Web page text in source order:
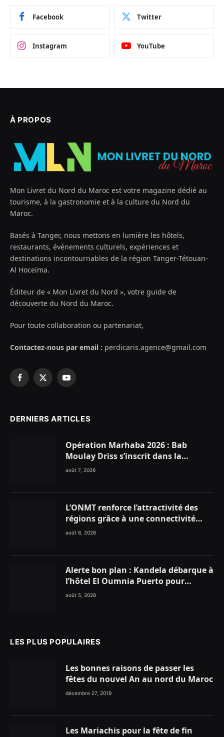
Facebook Twitter
Instagram YouTube
À PROPOS
Mon Livret du Nord du Maroc est votre magazine dédié au
tourisme, à la gastronomie et à la culture du Nord du
Maroc.
Basés à Tanger, nous mettons en lumière les hôtels,
restaurants, événements culturels, expériences et
destinations incontournables de la région Tanger-Tétouan-
Al Hoceïma.
Éditeur de « Mon Livret du Nord », votre guide de
découverte du Nord du Maroc.
Pour toute collaboration ou partenariat,
Contactez-nous par email : perdicaris.agence@gmail.com
Facebook
X
YouTube
DERNIERS ARTICLES
Opération Marhaba 2026 : Bab
Moulay Driss s’inscrit dans la
dynamique nationale en faveur des
août 7, 2026
L’ONMT renforce l’attractivité des
régions grâce à une connectivité
aérienne historique de Ryanair
août 6, 2026
Alerte bon plan : Kandela débarque à
l’hôtel El Oumnia Puerto pour
enflammer le Chiringuito Malibu
août 5, 2026
LES PLUS POPULAIRES
Les bonnes raisons de passer les
fêtes du nouvel An au nord du Maroc
décembre 27, 2019
Les Mariachis pour la fête de fin